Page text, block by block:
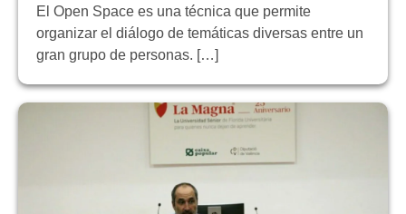
El Open Space es una técnica que permite
organizar el diálogo de temáticas diversas entre un
gran grupo de personas. […]